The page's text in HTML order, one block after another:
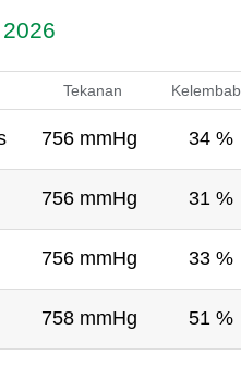
Tekanan
756 mmHg 34 %
756 mmHg 31 %
756 mmHg 33 %
758 mmHg 51 %